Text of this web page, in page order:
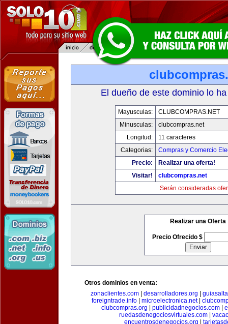
El dueño de este dominio lo
Mayusculas:
CLUBCOMPRAS.NET
Minusculas:
clubcompras.net
Longitud:
11 caracteres
Categorias:
Compras y Comercio
Precio:
Realizar una oferta!
Visitar!
clubcompras.net
Serán consideradas
Realizar una Oferta
Precio Ofrecido $
Otros dominios en venta:
zonaclientes.com| desarrolladores.org
foreigntrade.info
microelectronica.net|
clubcompras.org
publicidadnegocios.com
ruedasdenegociosvirtuales.com|
encuentrosdenegocios.org